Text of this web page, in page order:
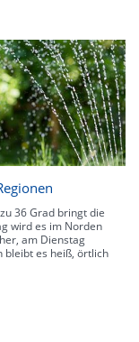
36 Grad bringt die
wird es im Norden
am Dienstag
bleibt es heiß, örtlich